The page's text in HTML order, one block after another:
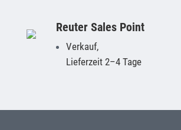
Reuter Sales Point
Verkauf,
Lieferzeit 2–4 Tage